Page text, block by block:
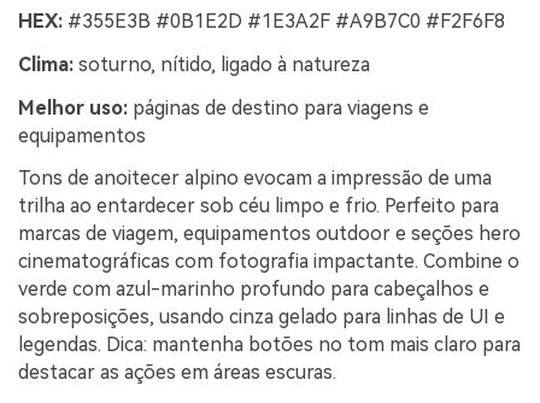
HEX: #355E3B #0B1E2D #1E3A2F #A9B7C0 #F2F6F8
Clima: soturno, nítido, ligado à natureza
Melhor uso: páginas de destino para viagens e
equipamentos
Tons de anoitecer alpino evocam a impressão de uma
trilha ao entardecer sob céu limpo e frio. Perfeito para
marcas de viagem, equipamentos outdoor e seções hero
cinematográficas com fotografia impactante. Combine o
verde com azul-marinho profundo para cabeçalhos e
sobreposições, usando cinza gelado para linhas de UI e
legendas. Dica: mantenha botões no tom mais claro para
destacar as ações em áreas escuras.